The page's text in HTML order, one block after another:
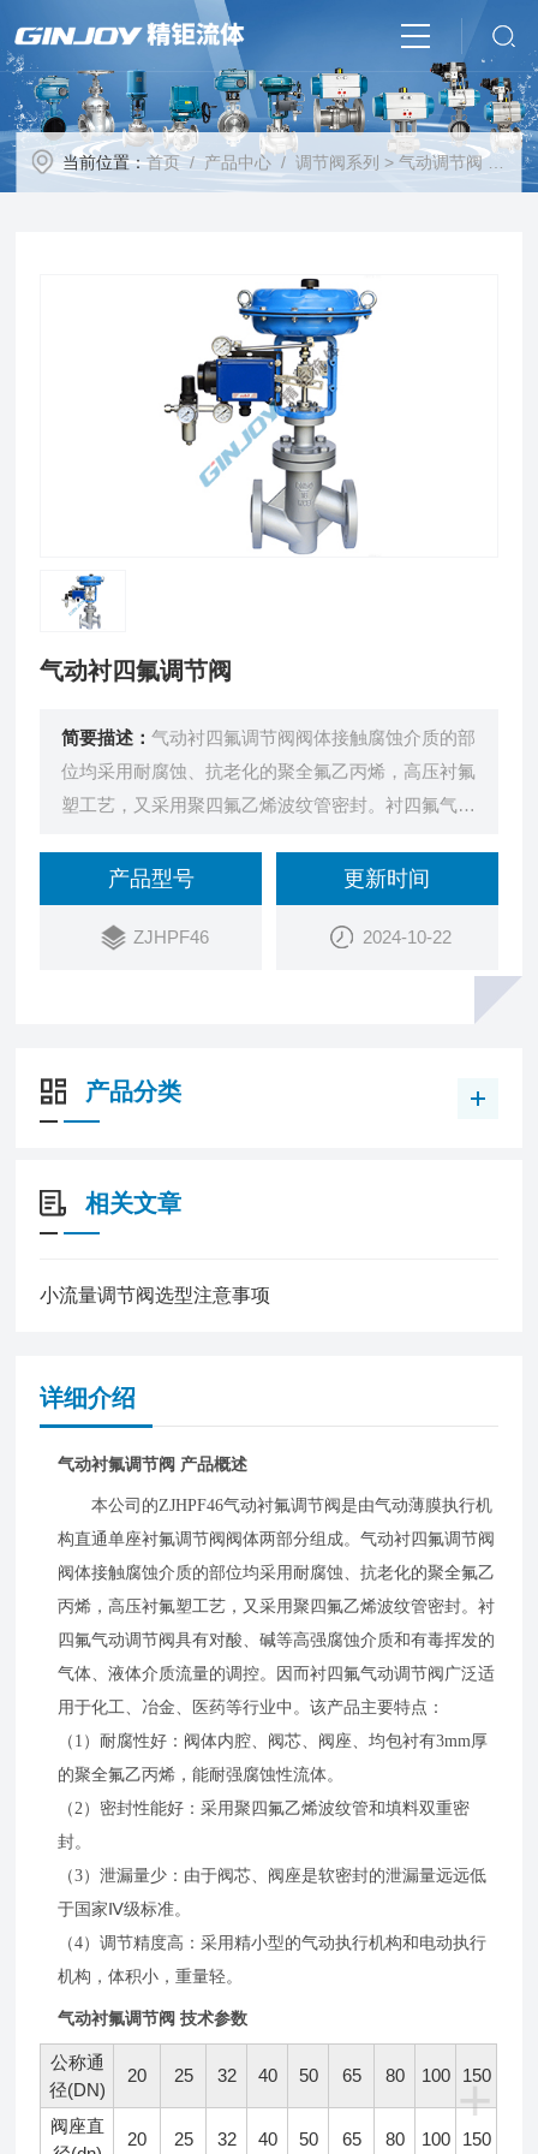
当前位置：首页/ 产品中心 /调节阀系列 >气动调节阀> 气动衬四氟调节阀
气动衬四氟调节阀
简要描述：气动衬四氟调节阀阀体接触腐蚀介质的部
位均采用耐腐蚀、抗老化的聚全氟乙丙烯，高压衬氟
塑工艺，又采用聚四氟乙烯波纹管密封。衬四氟气动
体、液体介质流量的调控。因而衬四氟气动调节阀广
泛适用于化工、冶金、医药等行业中。
产品型号
ZJHPF46
更新时间
2024-10-22
产品分类
相关文章
小流量调节阀选型注意事项
详细介绍
气动衬氟调节阀 产品概述
本公司的ZJHPF46气动衬氟调节阀是由气动薄膜执行机
构直通单座衬氟调节阀阀体两部分组成。气动衬四氟调节阀
阀体接触腐蚀介质的部位均采用耐腐蚀、抗老化的聚全氟乙
丙烯，高压衬氟塑工艺，又采用聚四氟乙烯波纹管密封。衬
四氟气动调节阀具有对酸、碱等高强腐蚀介质和有毒挥发的
气体、液体介质流量的调控。因而衬四氟气动调节阀广泛适
用于化工、冶金、医药等行业中。该产品主要特点：
（1）耐腐性好：阀体内腔、阀芯、阀座、均包衬有3mm厚
的聚全氟乙丙烯，能耐强腐蚀性流体。
（2）密封性能好：采用聚四氟乙烯波纹管和填料双重密
封。
（3）泄漏量少：由于阀芯、阀座是软密封的泄漏量远远低
于国家Ⅳ级标准。
（4）调节精度高：采用精小型的气动执行机构和电动执行
机构，体积小，重量轻。
气动衬氟调节阀 技术参数
+
公称通
径(DN)
20 25 32 40 50 65 80 100 150
阀座直
20 25 32 40 50 65 80 100 150